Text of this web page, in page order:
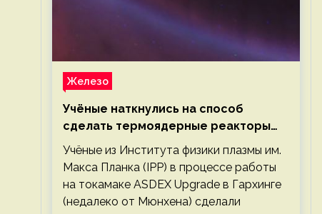
Железо
Учёные наткнулись на способ
сделать термоядерные реакторы
более компактными или мощными
Учёные из Института физики плазмы им.
Макса Планка (IPP) в процессе работы
на токамаке ASDEX Upgrade в Гархинге
(недалеко от Мюнхена) сделали